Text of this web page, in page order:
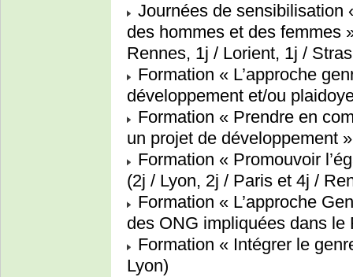
Journées de sensibilisation
des hommes et des femmes
Rennes, 1j / Lorient, 1j /
Formation « L’approche
développement et/ou
Formation « Prendre en
un projet de développement
Formation « Promouvoir
(2j / Lyon, 2j / Paris et 4j /
Formation « L’approche
des ONG impliquées dans le
Formation « Intégrer le
Lyon)